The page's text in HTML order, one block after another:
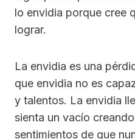
lo envidia porque cree
lograr.
La envidia es una
que envidia no es
y talentos. La envidia
sienta un vacío
sentimientos de que